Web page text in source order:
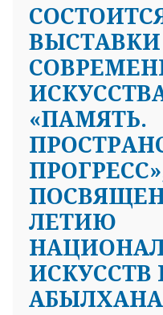
ВЫСТАВКИ
«ПАМЯТЬ.
ЛЕТИЮ
АБЫЛХАНА